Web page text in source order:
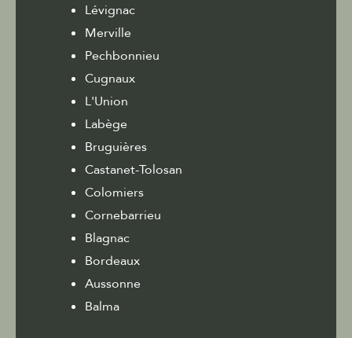
Lévignac
Merville
Pechbonnieu
Cugnaux
L'Union
Labège
Bruguières
Castanet-Tolosan
Colomiers
Cornebarrieu
Blagnac
Bordeaux
Aussonne
Balma